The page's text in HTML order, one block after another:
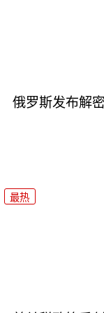
俄罗斯发布解
最热